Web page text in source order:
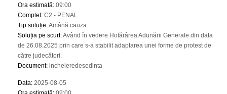
Ora estimată: 09:00
Complet: C2 - PENAL
Tip soluție:Amână cauza
Soluția pe scurt:Având în vedere Hotărârea Adunării Generale din data
de 26.08.2025 prin care s-a stabilit adaptarea unei forme de protest de
către judecători.
Document: incheieredesedinta
Data: 2025-08-05